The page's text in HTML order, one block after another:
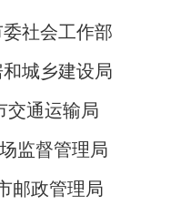
市委社会工作部
和城乡建设局
市交通运输局
场监督管理局
市邮政管理局